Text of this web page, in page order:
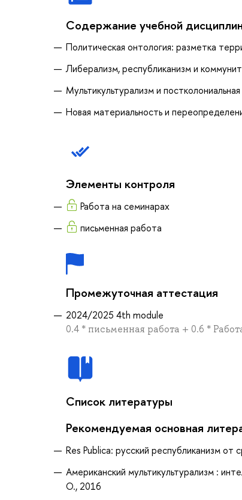
Содержание учебной
Политическая онтология: разметка
Либерализм, республиканизм и
Мультикультурализм и
Новая материальность и
Элементы контроля
Работа на семинарах
письменная работа
Промежуточная аттестация
2024/2025 4th module
0.4 * письменная работа + 0.6 *
Список литературы
Рекомендуемая основная
Res Publica: русский республиканизм от
Американский мультикультурализм :
О., 2016